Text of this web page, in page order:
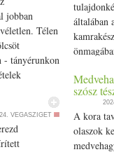
ki a fenti
közérzeted,
a szervezetedet
tisztítást végezni.
Online Vezetett
és tudatos
­­/­­
#éljharmóniában #tavasz
jobban
Télen
- tányérunkon
first on
VEGASZIGET
általában
tésztája
szósz
A kora
olaszok